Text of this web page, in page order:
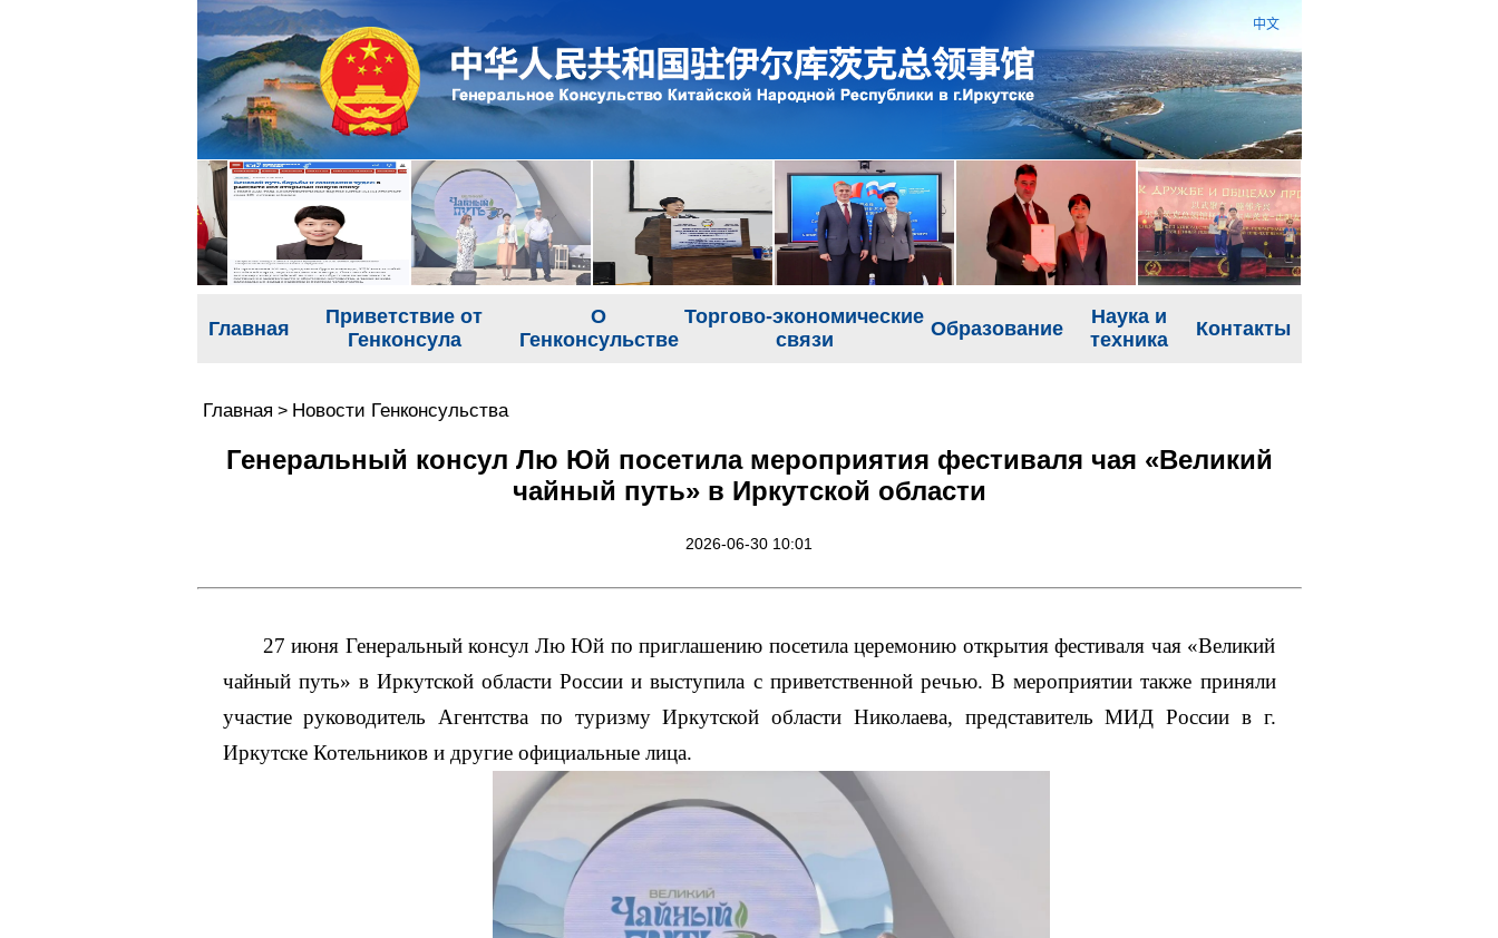
中文
Главная
Приветствие от
Генконсула
О
Генконсульстве
Торгово-экономические
связи
Образование
Наука и
техника
Контакты
Главная > Новости Генконсульства
Генеральный консул Лю Юй посетила мероприятия фестиваля чая «Великий
чайный путь» в Иркутской области
2026-06-30 10:01
27 июня Генеральный консул Лю Юй по приглашению посетила церемонию открытия фестиваля чая «Великий
чайный путь» в Иркутской области России и выступила с приветственной речью. В мероприятии также приняли
участие руководитель Агентства по туризму Иркутской области Николаева, представитель МИД России в г.
Иркутске Котельников и другие официальные лица.